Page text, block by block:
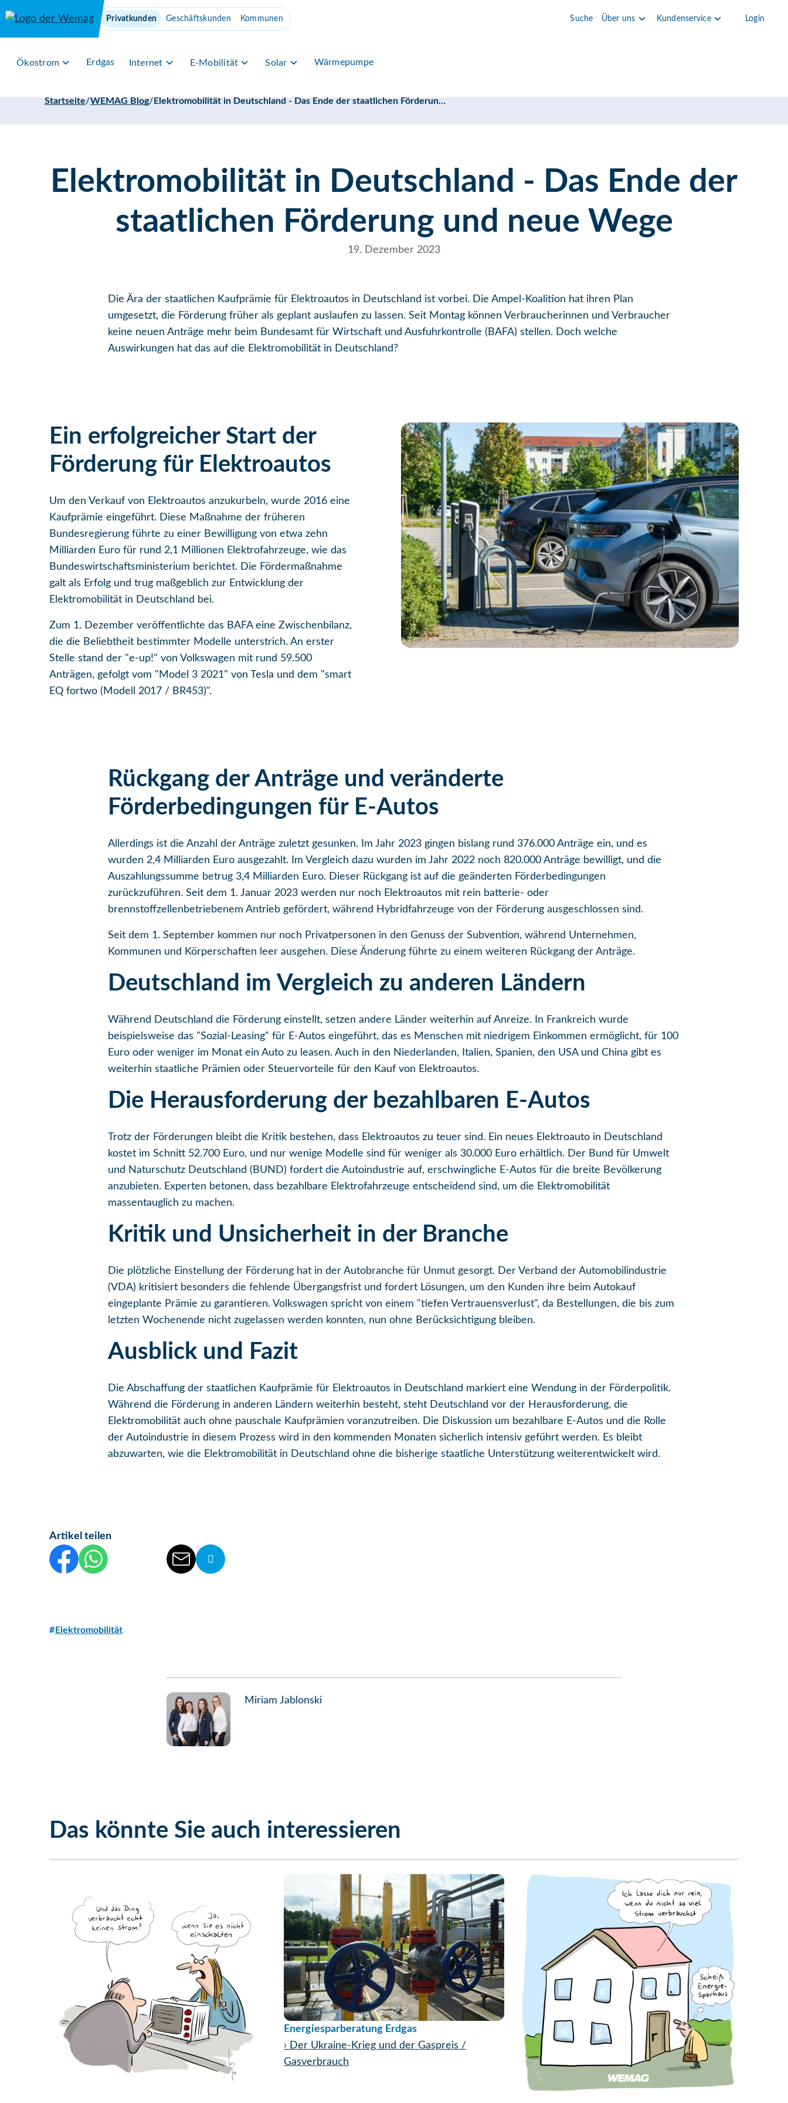
Privatkunden Geschäftskunden Kommunen Suche Über uns Kundenservice Login
Ökostrom Erdgas Internet E-Mobilität Solar Wärmepumpe
Startseite/WEMAG Blog/ Elektromobilität in Deutschland - Das Ende der staatlichen Förderung und neue Wege
Elektromobilität in Deutschland - Das Ende der
staatlichen Förderung und neue Wege
19. Dezember 2023
Die Ära der staatlichen Kaufprämie für Elektroautos in Deutschland ist vorbei. Die Ampel-Koalition hat ihren Plan
umgesetzt, die Förderung früher als geplant auslaufen zu lassen. Seit Montag können Verbraucherinnen und Verbraucher
keine neuen Anträge mehr beim Bundesamt für Wirtschaft und Ausfuhrkontrolle (BAFA) stellen. Doch welche
Auswirkungen hat das auf die Elektromobilität in Deutschland?
Ein erfolgreicher Start der
Förderung für Elektroautos
Um den Verkauf von Elektroautos anzukurbeln, wurde 2016 eine
Kaufprämie eingeführt. Diese Maßnahme der früheren
Bundesregierung führte zu einer Bewilligung von etwa zehn
Milliarden Euro für rund 2,1 Millionen Elektrofahrzeuge, wie das
Bundeswirtschaftsministerium berichtet. Die Fördermaßnahme
galt als Erfolg und trug maßgeblich zur Entwicklung der
Elektromobilität in Deutschland bei.
Zum 1. Dezember veröffentlichte das BAFA eine Zwischenbilanz,
die die Beliebtheit bestimmter Modelle unterstrich. An erster
Stelle stand der "e-up!" von Volkswagen mit rund 59.500
Anträgen, gefolgt vom "Model 3 2021" von Tesla und dem "smart
EQ fortwo (Modell 2017 / BR453)".
Rückgang der Anträge und veränderte
Förderbedingungen für E-Autos
Allerdings ist die Anzahl der Anträge zuletzt gesunken. Im Jahr 2023 gingen bislang rund 376.000 Anträge ein, und es
wurden 2,4 Milliarden Euro ausgezahlt. Im Vergleich dazu wurden im Jahr 2022 noch 820.000 Anträge bewilligt, und die
Auszahlungssumme betrug 3,4 Milliarden Euro. Dieser Rückgang ist auf die geänderten Förderbedingungen
zurückzuführen. Seit dem 1. Januar 2023 werden nur noch Elektroautos mit rein batterie- oder
brennstoffzellenbetriebenem Antrieb gefördert, während Hybridfahrzeuge von der Förderung ausgeschlossen sind.
Seit dem 1. September kommen nur noch Privatpersonen in den Genuss der Subvention, während Unternehmen,
Kommunen und Körperschaften leer ausgehen. Diese Änderung führte zu einem weiteren Rückgang der Anträge.
Deutschland im Vergleich zu anderen Ländern
Während Deutschland die Förderung einstellt, setzen andere Länder weiterhin auf Anreize. In Frankreich wurde
beispielsweise das "Sozial-Leasing" für E-Autos eingeführt, das es Menschen mit niedrigem Einkommen ermöglicht, für 100
Euro oder weniger im Monat ein Auto zu leasen. Auch in den Niederlanden, Italien, Spanien, den USA und China gibt es
weiterhin staatliche Prämien oder Steuervorteile für den Kauf von Elektroautos.
Die Herausforderung der bezahlbaren E-Autos
Trotz der Förderungen bleibt die Kritik bestehen, dass Elektroautos zu teuer sind. Ein neues Elektroauto in Deutschland
kostet im Schnitt 52.700 Euro, und nur wenige Modelle sind für weniger als 30.000 Euro erhältlich. Der Bund für Umwelt
und Naturschutz Deutschland (BUND) fordert die Autoindustrie auf, erschwingliche E-Autos für die breite Bevölkerung
anzubieten. Experten betonen, dass bezahlbare Elektrofahrzeuge entscheidend sind, um die Elektromobilität
massentauglich zu machen.
Kritik und Unsicherheit in der Branche
Die plötzliche Einstellung der Förderung hat in der Autobranche für Unmut gesorgt. Der Verband der Automobilindustrie
(VDA) kritisiert besonders die fehlende Übergangsfrist und fordert Lösungen, um den Kunden ihre beim Autokauf
eingeplante Prämie zu garantieren. Volkswagen spricht von einem "tiefen Vertrauensverlust", da Bestellungen, die bis zum
letzten Wochenende nicht zugelassen werden konnten, nun ohne Berücksichtigung bleiben.
Ausblick und Fazit
Die Abschaffung der staatlichen Kaufprämie für Elektroautos in Deutschland markiert eine Wendung in der Förderpolitik.
Während die Förderung in anderen Ländern weiterhin besteht, steht Deutschland vor der Herausforderung, die
Elektromobilität auch ohne pauschale Kaufprämien voranzutreiben. Die Diskussion um bezahlbare E-Autos und die Rolle
der Autoindustrie in diesem Prozess wird in den kommenden Monaten sicherlich intensiv geführt werden. Es bleibt
abzuwarten, wie die Elektromobilität in Deutschland ohne die bisherige staatliche Unterstützung weiterentwickelt wird.
Artikel teilen
Diesen Beitrag auf Facebook teilen
Diesen Beitrag auf WhatsApp teilen
Diesen Beitrag auf Threads teilen
Diesen Beitrag auf linkedIn teilen
Diesen Beitrag per E-Mail versenden
Die Url von diesem Beitrag kopieren
Elektromobilität
Miriam Jablonski
Das könnte Sie auch interessieren
Energiesparberatung Erdgas
› Der Ukraine-Krieg und der Gaspreis /
Gasverbrauch